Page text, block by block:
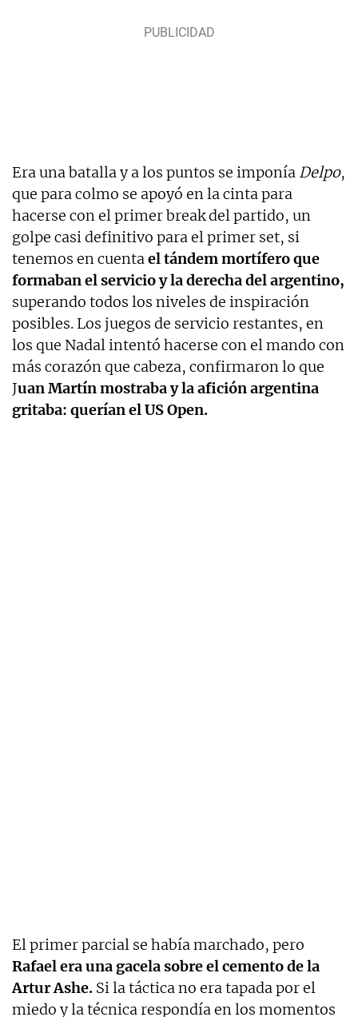
Era una batalla y a los puntos se imponía Delpo,
que para colmo se apoyó en la cinta para
hacerse con el primer break del partido, un
golpe casi definitivo para el primer set, si
tenemos en cuentael tándem mortífero que
formaban el servicio y la derecha del argentino,
superando todos los niveles de inspiración
posibles. Los juegos de servicio restantes, en
los que Nadal intentó hacerse con el mando con
más corazón que cabeza, confirmaron lo que
Juan Martín mostraba y la afición argentina
gritaba: querían el US Open.
El primer parcial se había marchado, pero
Rafael era una gacela sobre el cemento de la
Artur Ashe. Si la táctica no era tapada por el
miedo y la técnica respondía en los momentos